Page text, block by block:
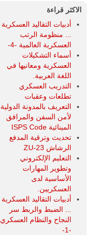
الاكثر قراءة
أدبيات التقاليد العسكرية
... منظومة الرتب
العسكرية العالمية -4-
أسماء التشكيلات
العسكرية ومعانيها في
اللغة العربية.
التدريب العسكري
تطلعات وعقبات
التعريف بالمدونة الدولية
لأمن السفن والمرافق
المينائية ISPS Code
تحديث وترقية المدفع
الرشاش ZU-23
التعليم الإلكتروني
وتطوير المهارات
الأساسية لدى
العسكريين.
أدبيات التقاليد العسكرية
... الضبط والربط سر
النجاح والنظام العسكري
-1-